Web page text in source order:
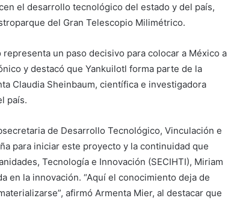
el desarrollo tecnológico del estado y del país,
del Gran Telescopio Milimétrico.
un paso decisivo para colocar a México a
y destacó que Yankuilotl forma parte de la
Claudia Sheinbaum, científica e investigadora
país.
de Desarrollo Tecnológico, Vinculación e
para iniciar este proyecto y la continuidad que
Tecnología e Innovación (SECIHTI), Miriam
en la innovación. “Aquí el conocimiento deja de
afirmó Armenta Mier, al destacar que